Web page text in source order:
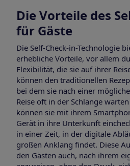
Die Vorteile des
für Gäste
Die Self-Check-in-Technologie
erhebliche Vorteile, vor allem
Flexibilität, die sie auf ihrer
können den traditionellen
bei dem sie nach einer
Reise oft in der Schlange
können sie mit ihrem
Gerät in ihre Unterkunft
in einer Zeit, in der digitale
großen Anklang findet. Diese
den Gästen auch, nach ihrem